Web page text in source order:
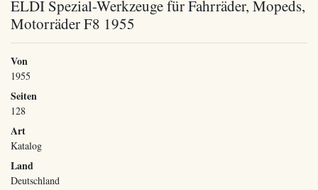
ELDI Spezial-Werkzeuge für Fahrräder, Mopeds,
Motorräder F8 1955
Von
1955
Seiten
128
Art
Katalog
Land
Deutschland